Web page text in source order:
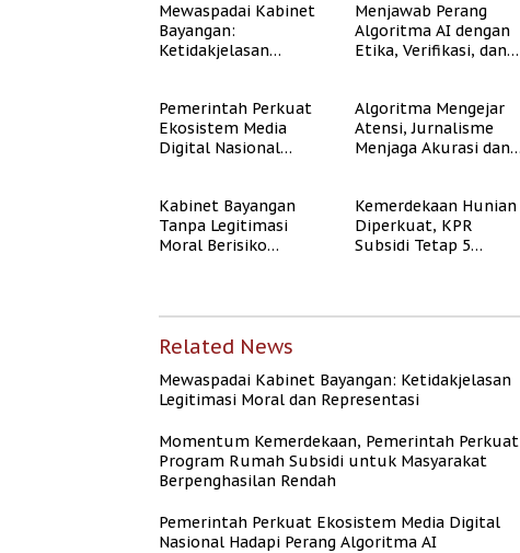
Mewaspadai Kabinet
Bayangan:
Ketidakjelasan
Menjawab Perang
Algoritma AI dengan
Etika, Verifikasi, dan
Pemerintah Perkuat
Ekosistem Media
Digital Nasional
Algoritma Mengejar
Atensi, Jurnalisme
Menjaga Akurasi dan
Kabinet Bayangan
Tanpa Legitimasi
Moral Berisiko
Kemerdekaan Hunian
Diperkuat, KPR
Subsidi Tetap 5
Related News
Mewaspadai Kabinet Bayangan: Ketidakjelasan
Legitimasi Moral dan Representasi
Momentum Kemerdekaan, Pemerintah Perkuat
Program Rumah Subsidi untuk Masyarakat
Berpenghasilan Rendah
Pemerintah Perkuat Ekosistem Media Digital
Nasional Hadapi Perang Algoritma AI